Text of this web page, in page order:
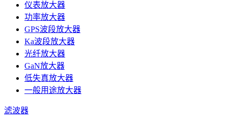
仪表放大器
功率放大器
GPS波段放大器
Ka波段放大器
光纤放大器
GaN放大器
低失真放大器
一般用途放大器
滤波器